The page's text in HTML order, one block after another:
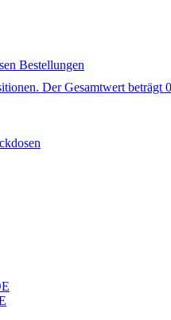
Bestellungen
Der Gesamtwert beträgt